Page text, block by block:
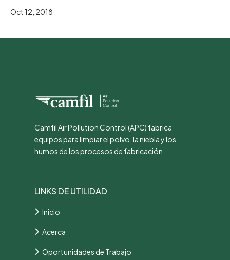
Oct 12, 2018
Camfil Air Pollution Control (APC) fabrica
equipos para limpiar el polvo, la niebla y los
humos de los procesos de fabricación.
LINKS DE UTILIDAD
Inicio
Acerca
Oportunidades de Trabajo